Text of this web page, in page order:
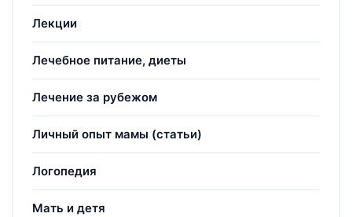
Лекции
Лечебное питание, диеты
Лечение за рубежом
Личный опыт мамы (статьи)
Логопедия
Мать и детя